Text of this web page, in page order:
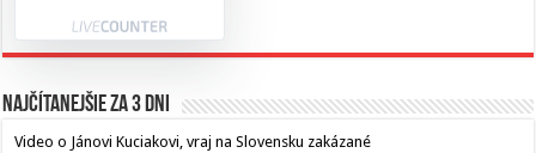
Najčítanejšie za 3 dni
Video o Jánovi Kuciakovi, vraj na Slovensku zakázané